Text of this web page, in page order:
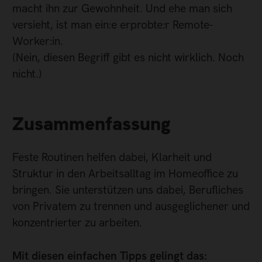
macht ihn zur Gewohnheit. Und ehe man sich
versieht, ist man ein:e erprobte:r Remote-
Worker:in.
(Nein, diesen Begriff gibt es nicht wirklich. Noch
nicht.)
Zusammenfassung
Feste Routinen helfen dabei, Klarheit und
Struktur in den Arbeitsalltag im Homeoffice zu
bringen. Sie unterstützen uns dabei, Berufliches
von Privatem zu trennen und ausgeglichener und
konzentrierter zu arbeiten.
Mit diesen einfachen Tipps gelingt das: